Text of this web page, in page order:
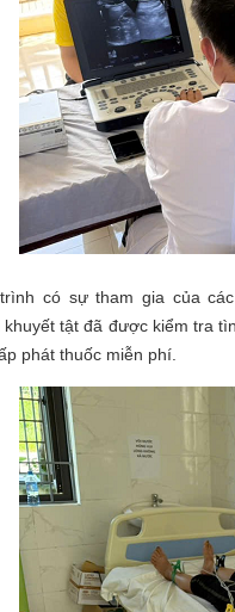
có sự tham gia của
tật đã được kiểm tra
phát thuốc miễn phí.